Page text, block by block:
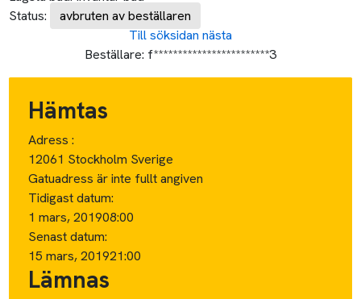
Status:
avbruten av beställaren
Till söksidan nästa
Beställare: f************************3
Hämtas
Adress :
12061 Stockholm Sverige
Gatuadress är inte fullt angiven
Tidigast datum:
1 mars, 201908:00
Senast datum:
15 mars, 201921:00
Lämnas